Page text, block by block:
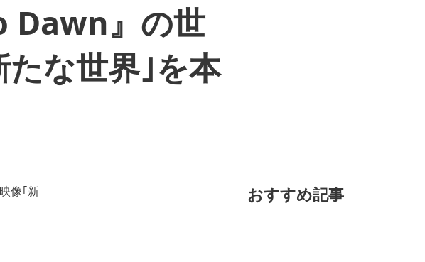
Dawn』の世
な世界｣を本
おすすめ記事